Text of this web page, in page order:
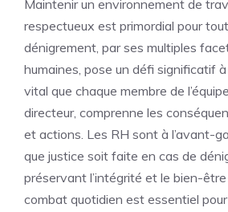
Maintenir un environnement de
respectueux est primordial pour
dénigrement, par ses multiples
humaines, pose un défi significatif
vital que chaque membre de
directeur, comprenne les
et actions. Les RH sont à l’avant-
que justice soit faite en cas de
préservant l’intégrité et le bien-
combat quotidien est essentiel